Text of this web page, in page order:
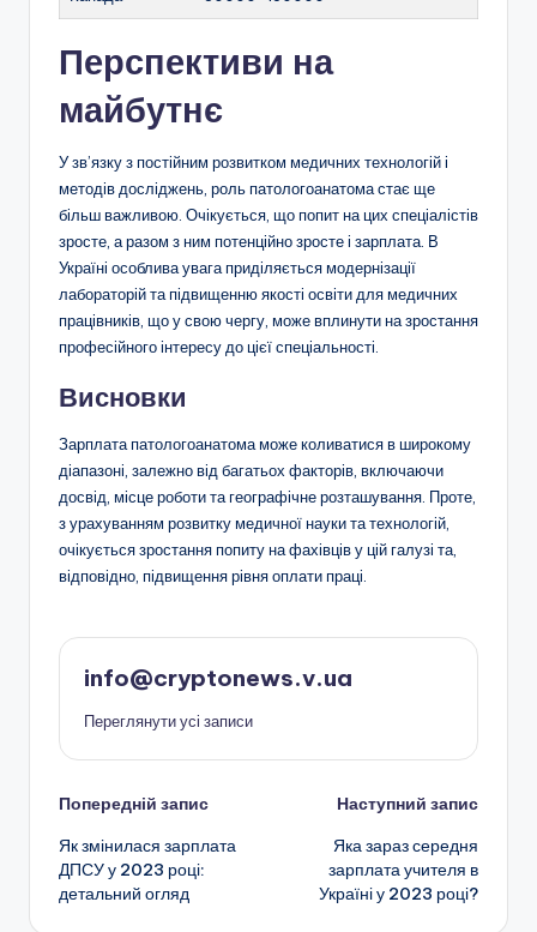
Перспективи на
майбутнє
У зв’язку з постійним розвитком медичних технологій і
методів досліджень, роль патологоанатома стає ще
більш важливою. Очікується, що попит на цих спеціалістів
зросте, а разом з ним потенційно зросте і зарплата. В
Україні особлива увага приділяється модернізації
лабораторій та підвищенню якості освіти для медичних
працівників, що у свою чергу, може вплинути на зростання
професійного інтересу до цієї спеціальності.
Висновки
Зарплата патологоанатома може коливатися в широкому
діапазоні, залежно від багатьох факторів, включаючи
досвід, місце роботи та географічне розташування. Проте,
з урахуванням розвитку медичної науки та технологій,
очікується зростання попиту на фахівців у цій галузі та,
відповідно, підвищення рівня оплати праці.
info@cryptonews.v.ua
Переглянути усі записи
Навігація
по
запису
Попередній запис
Як змінилася зарплата
ДПСУ у 2023 році:
детальний огляд
Наступний запис
Яка зараз середня
зарплата учителя в
Україні у 2023 році?